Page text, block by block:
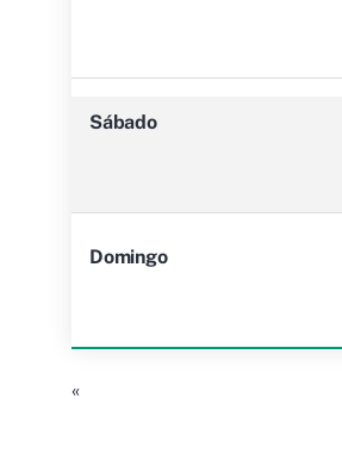
Sábado
Domingo
«